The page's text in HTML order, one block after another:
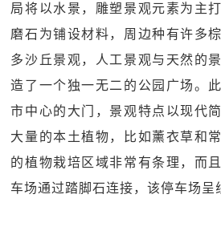
局将以水景，雕塑景观元素为主
磨石为铺设材料，周边种有许多
多沙丘景观，人工景观与天然的
造了一个独一无二的公园广场。
市中心的大门，景观特点以现代
大量的本土植物，比如薰衣草和
的植物栽培区域非常有条理，而
车场通过踏脚石连接，该停车场呈